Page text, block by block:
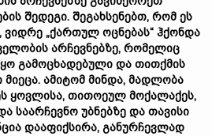
შედეგი. შეგახსენებთ, რომ ეს
„ქართულ ოცნებას“ ჰქონდა
არჩევნებზე, რომელიც
გამოცხადებული და თითქმის
ამიტომ მინდა, მადლობა
ყოვლისა, თითოეულ მოქალაქეს,
საარჩევნო უბნებზე და თავისი
დააფიქსირა, განურჩევლად